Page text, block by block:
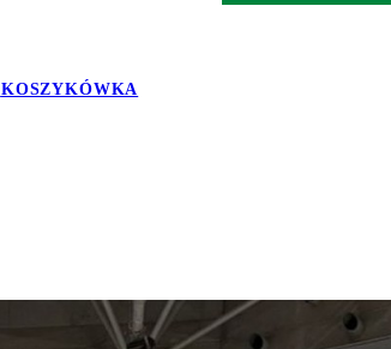
KOSZYKÓWKA